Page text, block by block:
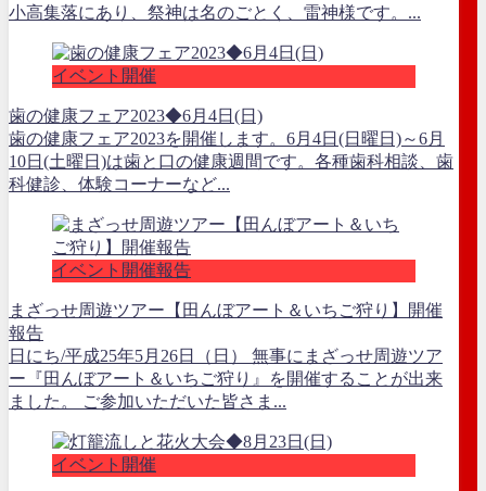
小高集落にあり、祭神は名のごとく、雷神様です。...
イベント開催
歯の健康フェア2023◆6月4日(日)
歯の健康フェア2023を開催します。6月4日(日曜日)～6月
10日(土曜日)は歯と口の健康週間です。各種歯科相談、歯
科健診、体験コーナーなど...
イベント開催報告
まざっせ周遊ツアー【田んぼアート＆いちご狩り】開催
報告
日にち/平成25年5月26日（日） 無事にまざっせ周遊ツア
ー『田んぼアート＆いちご狩り』を開催することが出来
ました。 ご参加いただいた皆さま...
イベント開催